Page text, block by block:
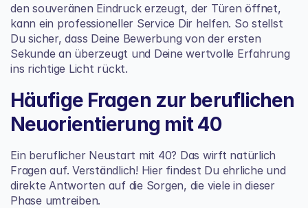
den souveränen Eindruck erzeugt, der Türen öffnet,
kann ein professioneller Service Dir helfen. So stellst
Du sicher, dass Deine Bewerbung von der ersten
Sekunde an überzeugt und Deine wertvolle Erfahrung
ins richtige Licht rückt.
Häufige Fragen zur beruflichen
Neuorientierung mit 40
Ein beruflicher Neustart mit 40? Das wirft natürlich
Fragen auf. Verständlich! Hier findest Du ehrliche und
direkte Antworten auf die Sorgen, die viele in dieser
Phase umtreiben.